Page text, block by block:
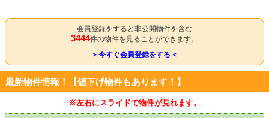
会員登録をすると非公開物件を含む
3444件の物件を見ることができます。
＞今すぐ会員登録をする＜
最新物件情報！【値下げ物件もあります！】
※左右にスライドで物件が見れます。